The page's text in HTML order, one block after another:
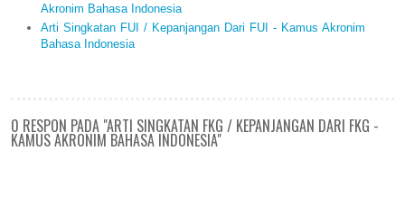
Akronim Bahasa Indonesia
Arti Singkatan FUI / Kepanjangan Dari FUI - Kamus Akronim
Bahasa Indonesia
0 RESPON PADA "ARTI SINGKATAN FKG / KEPANJANGAN DARI FKG -
KAMUS AKRONIM BAHASA INDONESIA"